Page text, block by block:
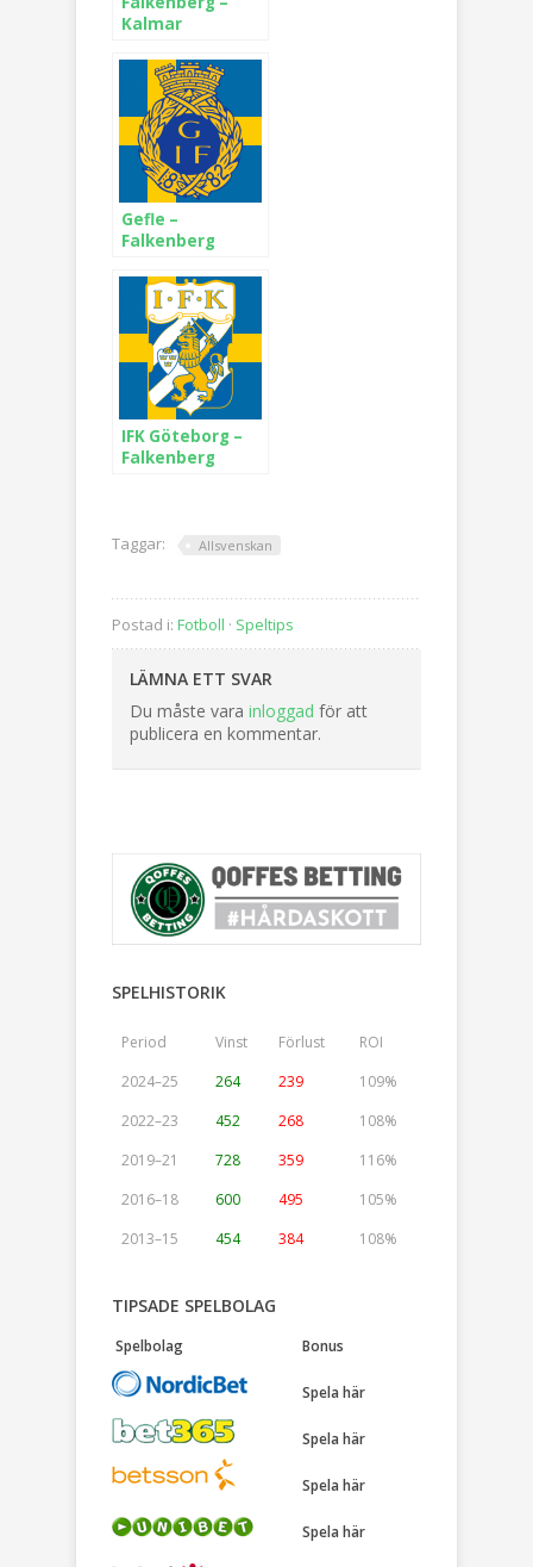
Kalmar
Gefle –
Falkenberg
IFK Göteborg –
Falkenberg
Taggar: Allsvenskan
Postad i: Fotboll · Speltips
LÄMNA ETT SVAR
Du måste vara inloggad för att
publicera en kommentar.
SPELHISTORIK
Period Vinst Förlust
ROI
2024–25
264 239
109%
2022–23
452 268
108%
2019–21
728 359
116%
2016–18
600 495
105%
2013–15
454 384 108%
TIPSADE SPELBOLAG
Spelbolag Bonus
Spela här
Spela här
Spela här
Spela här